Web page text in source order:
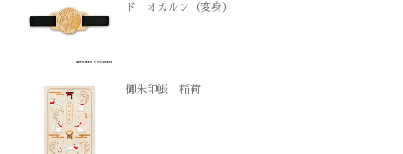
ド オカルン（変身）
御朱印帳 稲荷